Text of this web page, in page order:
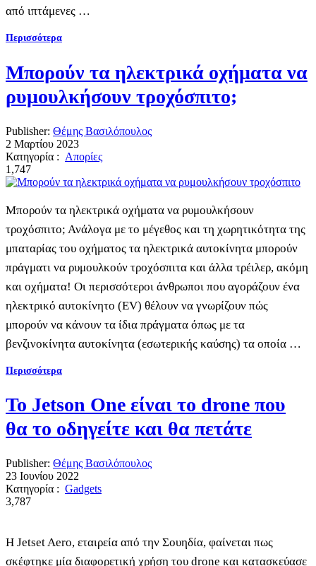
από ιπτάμενες …
Περισσότερα
Μπορούν τα ηλεκτρικά οχήματα να
ρυμουλκήσουν τροχόσπιτο;
Publisher: Θέμης Βασιλόπουλος
2 Μαρτίου 2023
Κατηγορία : Απορίες
1,747
Μπορούν τα ηλεκτρικά οχήματα να ρυμουλκήσουν
τροχόσπιτο; Ανάλογα με το μέγεθος και τη χωρητικότητα της
μπαταρίας του οχήματος τα ηλεκτρικά αυτοκίνητα μπορούν
πράγματι να ρυμουλκούν τροχόσπιτα και άλλα τρέιλερ, ακόμη
και οχήματα! Οι περισσότεροι άνθρωποι που αγοράζουν ένα
ηλεκτρικό αυτοκίνητο (EV) θέλουν να γνωρίζουν πώς
μπορούν να κάνουν τα ίδια πράγματα όπως με τα
βενζινοκίνητα αυτοκίνητα (εσωτερικής καύσης) τα οποία …
Περισσότερα
Το Jetson One είναι το drone που
θα το οδηγείτε και θα πετάτε
Publisher: Θέμης Βασιλόπουλος
23 Ιουνίου 2022
Κατηγορία : Gadgets
3,787
H Jetset Aero, εταιρεία από την Σουηδία, φαίνεται πως
σκέφτηκε μία διαφορετική χρήση του drone και κατασκεύασε